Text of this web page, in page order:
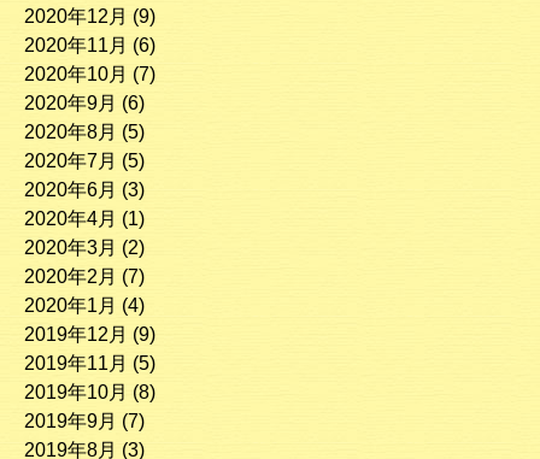
2020年12月 (9)
2020年11月 (6)
2020年10月 (7)
2020年9月 (6)
2020年8月 (5)
2020年7月 (5)
2020年6月 (3)
2020年4月 (1)
2020年3月 (2)
2020年2月 (7)
2020年1月 (4)
2019年12月 (9)
2019年11月 (5)
2019年10月 (8)
2019年9月 (7)
2019年8月 (3)